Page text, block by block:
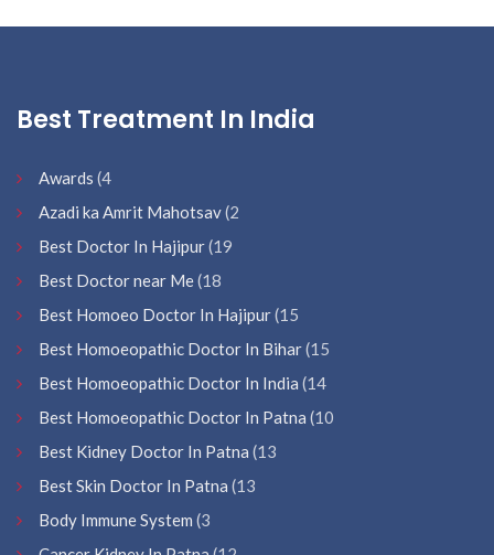
Best Treatment In India
Awards (4
Azadi ka Amrit Mahotsav(2
Best Doctor In Hajipur(19
Best Doctor near Me(18
Best Homoeo Doctor In Hajipur(15
Best Homoeopathic Doctor In Bihar(15
Best Homoeopathic Doctor In India (14
Best Homoeopathic Doctor In Patna (10
Best Kidney Doctor In Patna (13
Best Skin Doctor In Patna (13
Body Immune System (3